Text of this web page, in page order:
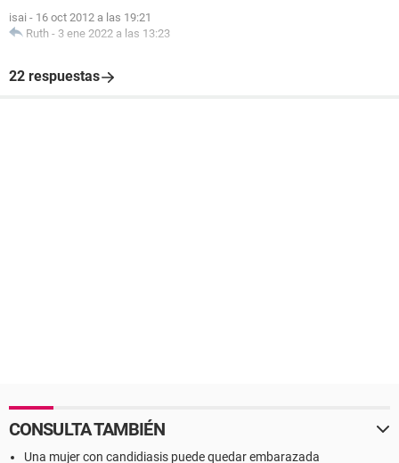
isai - 16 oct 2012 a las 19:21
Ruth - 3 ene 2022 a las 13:23
22 respuestas
CONSULTA TAMBIÉN
Una mujer con candidiasis puede quedar embarazada